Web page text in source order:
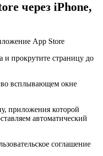
через iPhone,
App Store
прокрутите страницу до
всплывающем окне
приложения которой
автоматический
соглашение